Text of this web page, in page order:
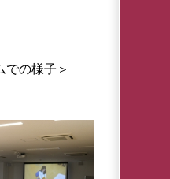
での様子＞